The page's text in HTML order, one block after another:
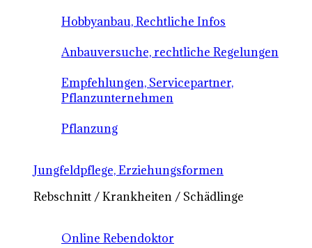
Hobbyanbau, Rechtliche Infos
Anbauversuche, rechtliche Regelungen
Empfehlungen, Servicepartner,
Pflanzunternehmen
Pflanzung
Jungfeldpflege, Erziehungsformen
Rebschnitt / Krankheiten / Schädlinge
Online Rebendoktor